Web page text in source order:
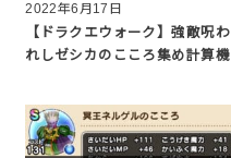
2022年6月17日
【ドラクエウォーク】強敵呪わ
れしゼシカのこころ集め計算機